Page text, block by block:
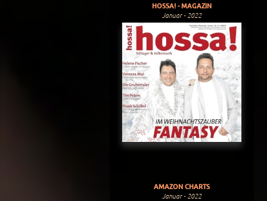
HOSSA! - MAGAZIN
Januar - 2022
AMAZON CHARTS
Januar - 2022